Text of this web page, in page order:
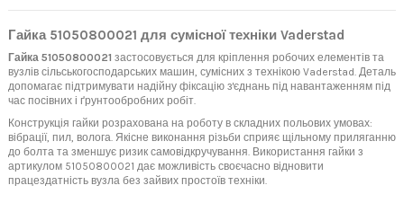
Гайка 51050800021 для сумісної техніки Vaderstad
Гайка 51050800021 застосовується для кріплення робочих елементів та
вузлів сільськогосподарських машин, сумісних з технікою Vaderstad. Деталь
допомагає підтримувати надійну фіксацію з'єднань під навантаженням під
час посівних і ґрунтообробних робіт.
Конструкція гайки розрахована на роботу в складних польових умовах:
вібрації, пил, волога. Якісне виконання різьби сприяє щільному приляганню
до болта та зменшує ризик самовідкручування. Використання гайки з
артикулом 51050800021 дає можливість своєчасно відновити
працездатність вузла без зайвих простоїв техніки.